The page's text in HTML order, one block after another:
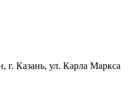
г. Казань, ул. Карла Маркса